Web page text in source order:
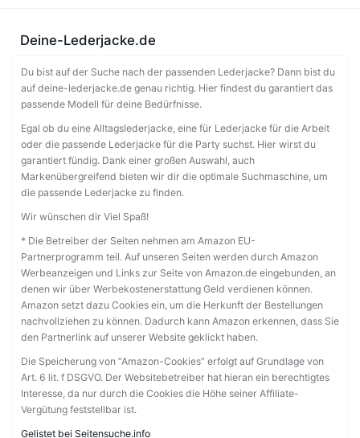
Deine-Lederjacke.de
Du bist auf der Suche nach der passenden Lederjacke? Dann bist du
auf deine-lederjacke.de genau richtig. Hier findest du garantiert das
passende Modell für deine Bedürfnisse.
Egal ob du eine Alltagslederjacke, eine für Lederjacke für die Arbeit
oder die passende Lederjacke für die Party suchst. Hier wirst du
garantiert fündig. Dank einer großen Auswahl, auch
Markenübergreifend bieten wir dir die optimale Suchmaschine, um
die passende Lederjacke zu finden.
Wir wünschen dir Viel Spaß!
* Die Betreiber der Seiten nehmen am Amazon EU-
Partnerprogramm teil. Auf unseren Seiten werden durch Amazon
Werbeanzeigen und Links zur Seite von Amazon.de eingebunden, an
denen wir über Werbekostenerstattung Geld verdienen können.
Amazon setzt dazu Cookies ein, um die Herkunft der Bestellungen
nachvollziehen zu können. Dadurch kann Amazon erkennen, dass Sie
den Partnerlink auf unserer Website geklickt haben.
Die Speicherung von “Amazon-Cookies” erfolgt auf Grundlage von
Art. 6 lit. f DSGVO. Der Websitebetreiber hat hieran ein berechtigtes
Interesse, da nur durch die Cookies die Höhe seiner Affiliate-
Vergütung feststellbar ist.
Gelistet bei Seitensuche.info